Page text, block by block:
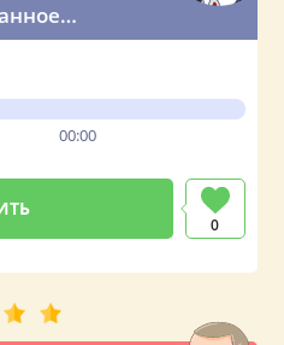
00:00
0